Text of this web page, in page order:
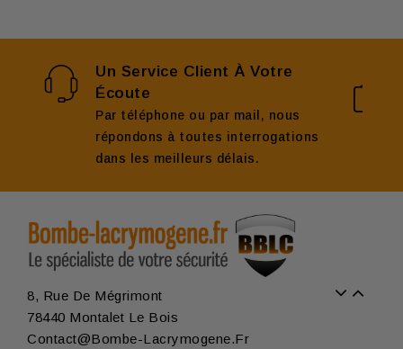
Un Service Client À Votre
Écoute
Par téléphone ou par mail, nous
répondons à toutes interrogations
dans les meilleurs délais.
8, Rue De Mégrimont
78440 Montalet Le Bois
Contact@bombe-Lacrymogene.fr